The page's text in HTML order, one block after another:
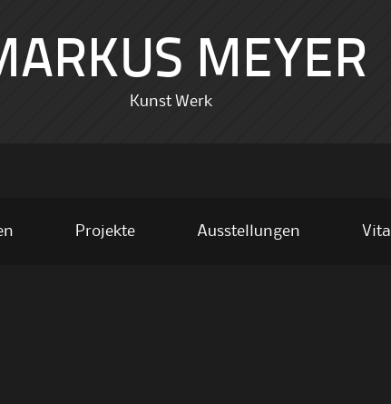
MEYER
Kunst Werk
Projekte Ausstellungen Vita